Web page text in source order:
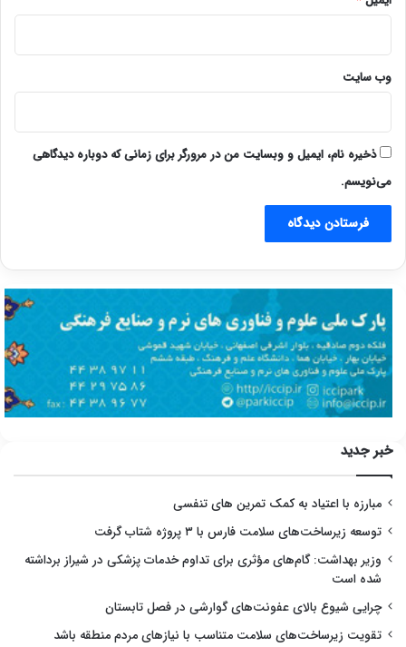
وب‌ سایت
ذخیره نام، ایمیل و وبسایت من در مرورگر برای زمانی که دوباره دیدگاهی
می‌نویسم.
خبر جدید
مبارزه با اعتیاد به کمک تمرین های تنفسی
توسعه زیرساخت‌های سلامت فارس با ۳ پروژه شتاب گرفت
وزیر بهداشت: گام‌های مؤثری برای تداوم خدمات پزشکی در شیراز برداشته
شده است
چرایی شیوع بالای عفونت‌های گوارشی در فصل تابستان
تقویت زیرساخت‌های سلامت متناسب با نیازهای مردم منطقه باشد